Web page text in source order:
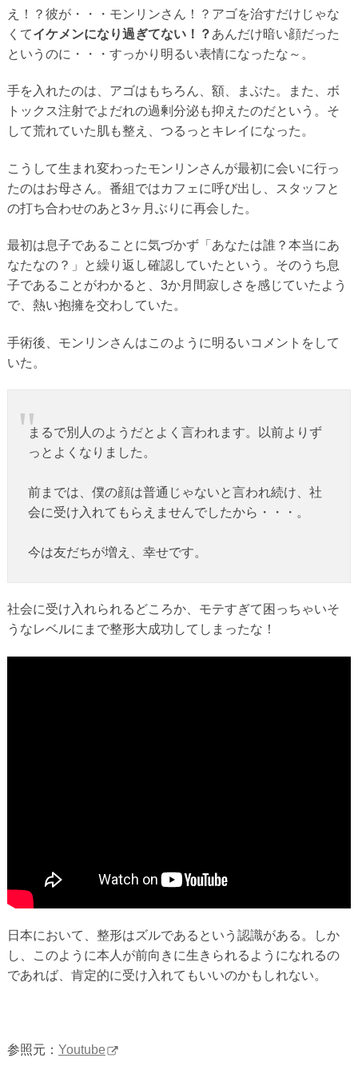
え！？彼が・・・モンリンさん！？アゴを治すだけじゃな
くてイケメンになり過ぎてない！？ あんだけ暗い顔だった
というのに・・・すっかり明るい表情になったな～。
手を入れたのは、アゴはもちろん、額、まぶた。また、ボ
トックス注射でよだれの過剰分泌も抑えたのだという。そ
して荒れていた肌も整え、つるっとキレイになった。
こうして生まれ変わったモンリンさんが最初に会いに行っ
たのはお母さん。番組ではカフェに呼び出し、スタッフと
の打ち合わせのあと3ヶ月ぶりに再会した。
最初は息子であることに気づかず「あなたは誰？本当にあ
なたなの？」と繰り返し確認していたという。そのうち息
子であることがわかると、3か月間寂しさを感じていたよう
で、熱い抱擁を交わしていた。
手術後、モンリンさんはこのように明るいコメントをして
いた。
まるで別人のようだとよく言われます。以前よりず
っとよくなりました。
前までは、僕の顔は普通じゃないと言われ続け、社
会に受け入れてもらえませんでしたから・・・。
今は友だちが増え、幸せです。
社会に受け入れられるどころか、モテすぎて困っちゃいそ
うなレベルにまで整形大成功してしまったな！
日本において、整形はズルであるという認識がある。しか
し、このように本人が前向きに生きられるようになれるの
であれば、肯定的に受け入れてもいいのかもしれない。
参照元： Youtube